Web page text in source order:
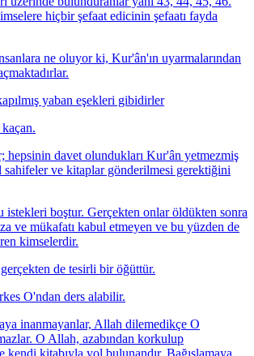
hiçbir şefaat edicinin şefaatı fayda
ne oluyor ki, Kur'ân'ın uyarmalarından
yaban eşekleri gibidirler
hepsinin davet olundukları Kur'ân yetmezmiş
ve kitaplar gönderilmesi gerektiğini
istekleri boştur. Gerçekten onlar öldükten sonra
ve mükafatı kabul etmeyen ve bu yüzden de
kimselerdir.
de tesirli bir öğüttür.
O'ndan ders alabilir.
inanmayanlar, Allah dilemedikçe O
O Allah, azabından korkulup
kendi kitabıyla yol bulunandır. Bağışlamaya